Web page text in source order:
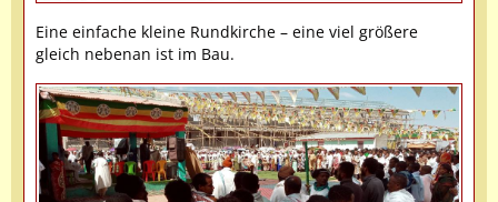
Eine einfache kleine Rundkirche – eine viel größere
gleich nebenan ist im Bau.